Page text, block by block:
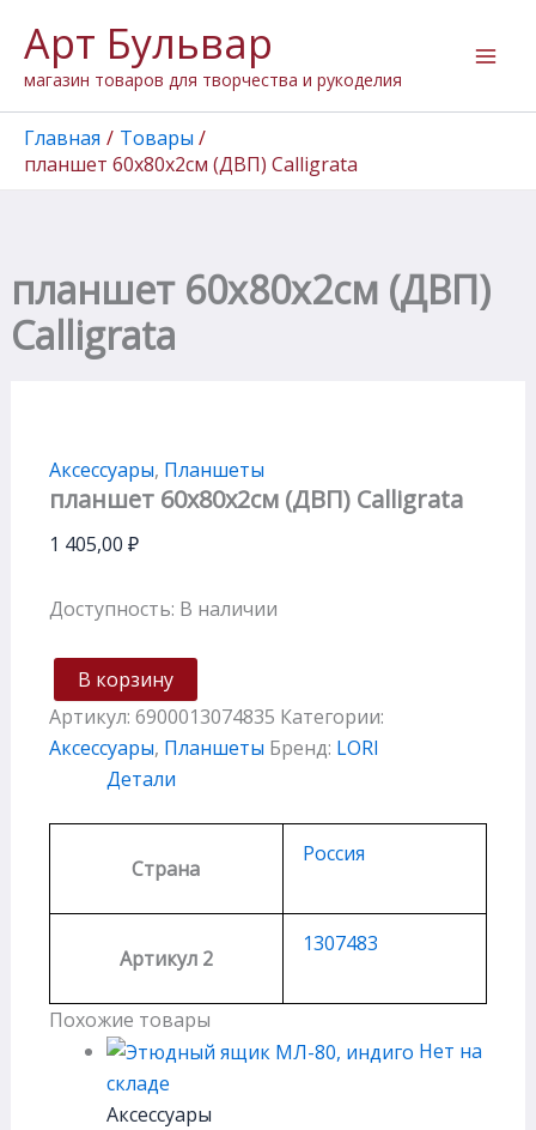
содержимому
Арт Бульвар
магазин товаров для творчества и рукоделия
Главная
Товары
планшет 60х80х2см (ДВП) Calligrata
планшет 60х80х2см (ДВП)
Calligrata
Аксессуары, Планшеты
планшет 60х80х2см (ДВП) Calligrata
1 405,00 ₽
Доступность: В наличии
товара
планшет
60х80х2см
(ДВП)
Calligrata
В корзину
Артикул: 6900013074835 Категории:
Аксессуары, Планшеты Бренд: LORI
Детали
Страна
Россия
Артикул 2
1307483
Похожие товары
Нет на
складе
Аксессуары